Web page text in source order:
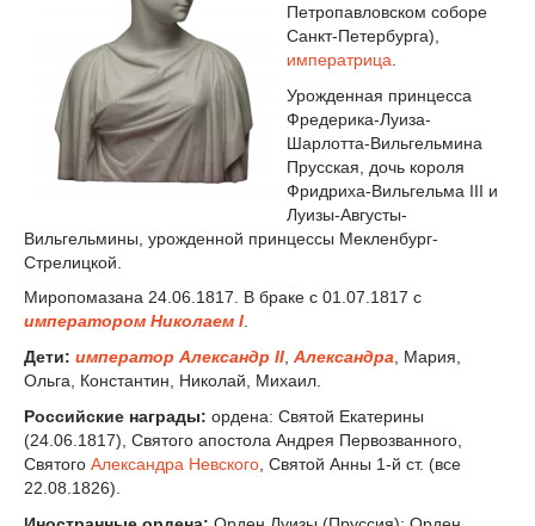
Петропавловском соборе
Санкт-Петербурга),
императрица
Урожденная принцесса
Фредерика-Луиза-
Шарлотта-Вильгельмина
Прусская, дочь короля
Фридриха-Вильгельма III и
Луизы-Августы-
Вильгельмины, урожденной принцессы Мекленбург-
Стрелицкой.
Миропомазана 24.06.1817. В браке с 01.07.1817 с
императором Николаем I.
Дети: император Александр II Александра , Мария,
Ольга, Константин, Николай, Михаил.
Российские награды: ордена: Святой Екатерины
(24.06.1817), Святого апостола Андрея Первозванного,
Святого Александра Невского , Святой Анны 1-й ст. (все
22.08.1826).